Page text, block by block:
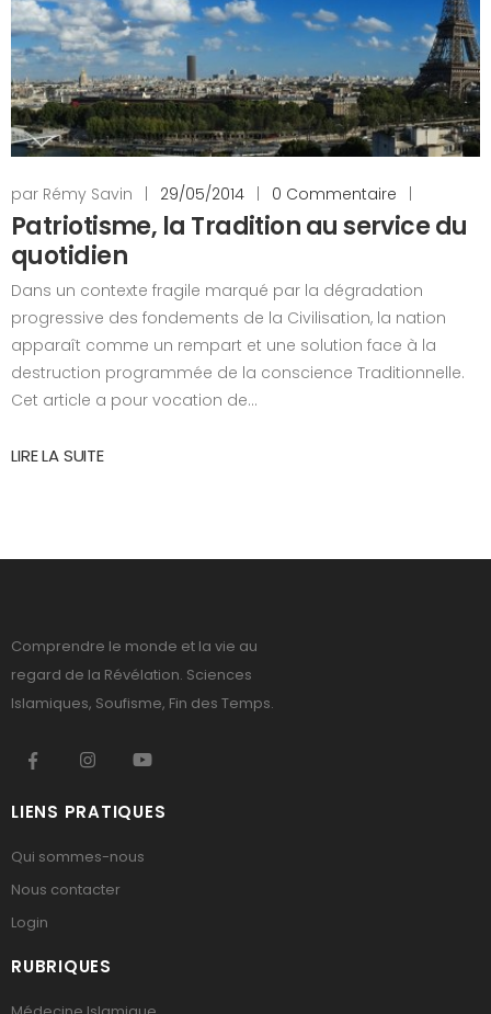
par Rémy Savin 29/05/2014 0 Commentaire
Patriotisme, la Tradition au service du
quotidien
Dans un contexte fragile marqué par la dégradation
progressive des fondements de la Civilisation, la nation
apparaît comme un rempart et une solution face à la
destruction programmée de la conscience Traditionnelle.
Cet article a pour vocation de...
LIRE LA SUITE
Comprendre le monde et la vie au
regard de la Révélation. Sciences
Islamiques, Soufisme, Fin des Temps.
LIENS PRATIQUES
Qui sommes-nous
Nous contacter
Login
RUBRIQUES